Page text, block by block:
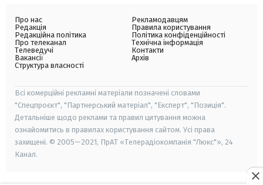
Про нас
Редакція
Редакційна політика
Про телеканал
Телеведучі
Вакансії
Структура власності
Рекламодавцям
Правила користування
Політика конфіденційності
Технічна інформація
Контакти
Архів
Всі комерційні рекламні матеріали позначені словами
"Спецпроєкт", "Партнерський матеріал", "Експерт", "Позиція".
Детальніше щодо реклами та правил цитування можна
ознайомитись в правилах користування сайтом. Усі права
захищені. © 2005—2021, ПрАТ «Телерадіокомпанія "Люкс"», 24
Канал.